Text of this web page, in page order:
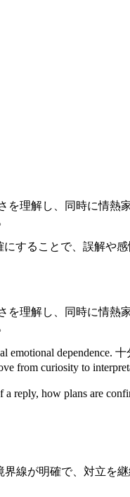
理解し、同時に情熱
することで、誤解や感
理解し、同時に情熱
emotional
from curiosity to
a reply, how plans are
界線が明確で、対立